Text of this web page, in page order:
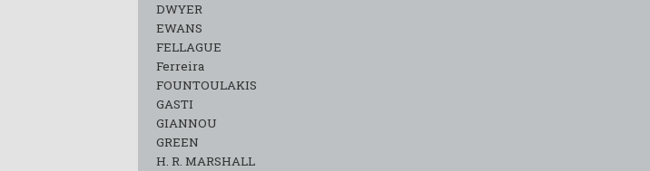
DWYER
EWANS
FELLAGUE
Ferreira
FOUNTOULAKIS
GASTI
GIANNOU
GREEN
H. R. MARSHALL